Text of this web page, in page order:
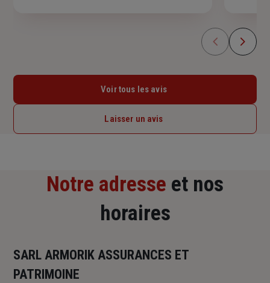
Voir tous les avis
Laisser un avis
Notre adresse et nos
horaires
SARL ARMORIK ASSURANCES ET
PATRIMOINE